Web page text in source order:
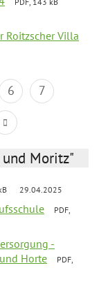
Roitzscher Villa
6
7
Moritz"
29.04.2025
PDF,
-
Horte
PDF,